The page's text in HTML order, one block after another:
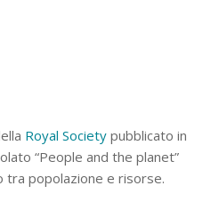
Royal Societypubblicato in
“People and the planet”
popolazione e risorse.